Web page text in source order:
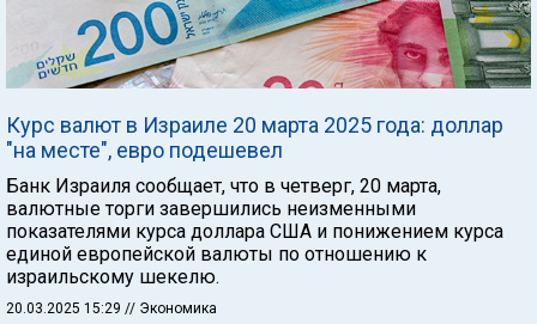
Курс валют в Израиле 20 марта 2025 года: доллар
"на месте", евро подешевел
Банк Израиля сообщает, что в четверг, 20 марта,
валютные торги завершились неизменными
показателями курса доллара США и понижением курса
единой европейской валюты по отношению к
израильскому шекелю.
20.03.2025 15:29 // Экономика